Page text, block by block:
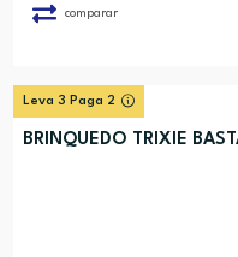
comparar
Leva 3 Paga 2
BRINQUEDO TRIXIE